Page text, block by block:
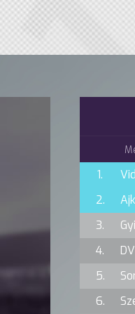
1.
2.
3.
4.
5.
6.